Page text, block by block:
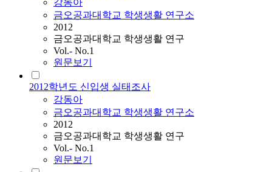
강동아
금오공과대학교 학생생활 연구소
2012
금오공과대학교 학생생활 연구
Vol.- No.1
원문보기
2012학년도 신입생 실태조사
강동아
금오공과대학교 학생생활 연구소
2012
금오공과대학교 학생생활 연구
Vol.- No.1
원문보기